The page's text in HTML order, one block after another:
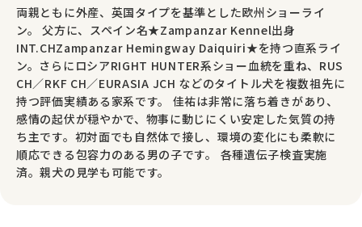
両親ともに外産、英国タイプを基準とした欧州ショーライ
ン。 父方に、スペイン名★Zampanzar Kennel出身
INT.CHZampanzar Hemingway Daiquiri★を持つ直系ライ
ン。さらにロシアRIGHT HUNTER系ショー血統を重ね、RUS
CH／RKF CH／EURASIA JCH などのタイトル犬を複数祖先に
持つ評価実績ある家系です。 佳祐は非常に落ち着きがあり、
感情の起伏が穏やかで、物事に動じにくい安定した気質の持
ち主です。初対面でも自然体で接し、環境の変化にも柔軟に
順応できる包容力のある男の子です。 各種遺伝子検査実施
済。親犬の見学も可能です。